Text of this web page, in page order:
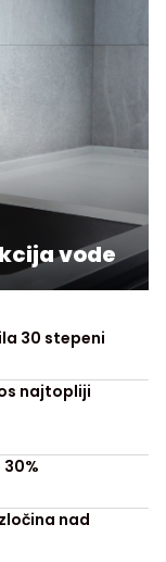
vode
30 stepeni
najtopliji
nad